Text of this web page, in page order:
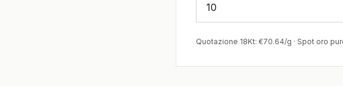
Quotazione 18Kt: €70.64/g · Spot oro